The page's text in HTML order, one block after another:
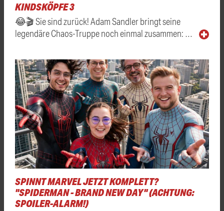
KINDSKÖPFE 3
😂🎬 Sie sind zurück! Adam Sandler bringt seine
legendäre Chaos-Truppe noch einmal zusammen: …
SPINNT MARVEL JETZT KOMPLETT?
"SPIDERMAN - BRAND NEW DAY" (ACHTUNG:
SPOILER-ALARM!)